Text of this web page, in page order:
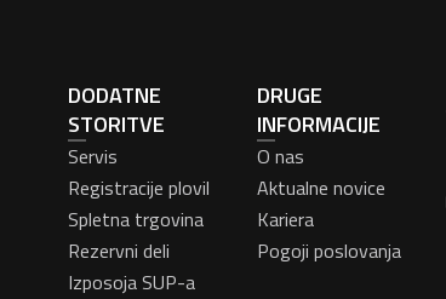
DODATNE
STORITVE
Servis
Registracije plovil
Spletna trgovina
Rezervni deli
Izposoja SUP-a
DRUGE
INFORMACIJE
O nas
Aktualne novice
Kariera
Pogoji poslovanja